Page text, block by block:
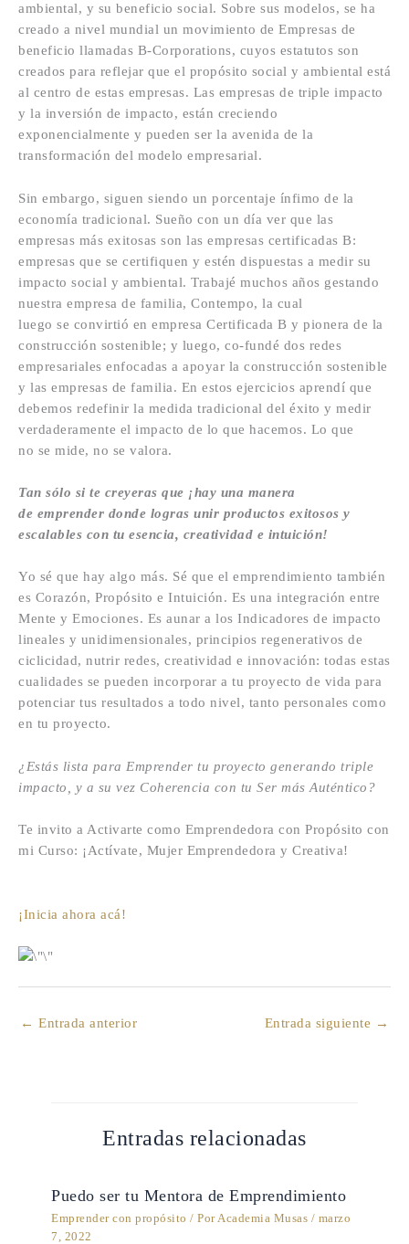
ambiental, y su beneficio social. Sobre sus modelos, se ha
creado a nivel mundial un movimiento de Empresas de
beneficio llamadas B-Corporations, cuyos estatutos son
creados para reflejar que el propósito social y ambiental está
al centro de estas empresas. Las empresas de triple impacto
y la inversión de impacto, están creciendo
exponencialmente y pueden ser la avenida de la
transformación del modelo empresarial.
Sin embargo, siguen siendo un porcentaje ínfimo de la
economía tradicional. Sueño con un día ver que las
empresas más exitosas son las empresas certificadas B:
empresas que se certifiquen y estén dispuestas a medir su
impacto social y ambiental. Trabajé muchos años gestando
nuestra empresa de familia, Contempo, la cual
luego se convirtió en empresa Certificada B y pionera de la
construcción sostenible; y luego, co-fundé dos redes
empresariales enfocadas a apoyar la construcción sostenible
y las empresas de familia. En estos ejercicios aprendí que
debemos redefinir la medida tradicional del éxito y medir
verdaderamente el impacto de lo que hacemos. Lo que
no se mide, no se valora.
Tan sólo si te creyeras que ¡hay una manera
de emprender donde logras unir productos exitosos y
escalables con tu esencia, creatividad e intuición!
Yo sé que hay algo más. Sé que el emprendimiento también
es Corazón, Propósito e Intuición. Es una integración entre
Mente y Emociones. Es aunar a los Indicadores de impacto
lineales y unidimensionales, principios regenerativos de
ciclicidad, nutrir redes, creatividad e innovación: todas estas
cualidades se pueden incorporar a tu proyecto de vida para
potenciar tus resultados a todo nivel, tanto personales como
en tu proyecto.
¿Estás lista para Emprender tu proyecto generando triple
impacto, y a su vez Coherencia con tu Ser más Auténtico?
Te invito a Activarte como Emprendedora con Propósito con
mi Curso: ¡Actívate, Mujer Emprendedora y Creativa!
¡Inicia ahora acá!
← Entrada anterior Entrada siguiente →
Entradas relacionadas
Puedo ser tu Mentora de Emprendimiento
Emprender con propósito / PorAcademia Musas / marzo
7, 2022